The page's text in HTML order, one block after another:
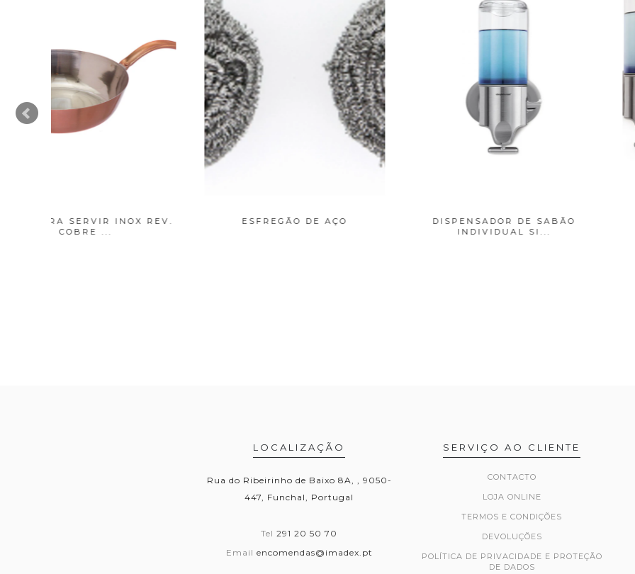
ESFREGÃO DE AÇO
DISPENSADOR DE SABÃO
DISPENSADOR DE
TRIPLO SIMPLE...
LOCALIZAÇÃO
Rua do Ribeirinho de Baixo 8A, , 9050-
447, Funchal, Portugal
Tel 291 20 50 70
Email encomendas@imadex.pt
SERVIÇO AO CLIENTE
CONTACTO
LOJA ONLINE
TERMOS E CONDIÇÕES
DEVOLUÇÕES
POLÍTICA DE PRIVACIDADE E PROTEÇÃO
DE DADOS